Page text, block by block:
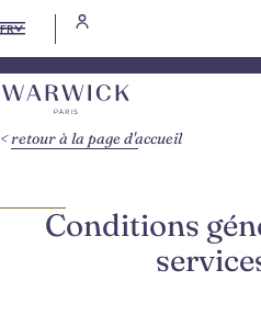
FR
Conditions
retour à la page d'accueil